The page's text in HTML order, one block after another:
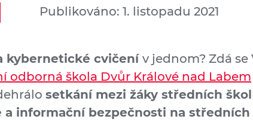
Publikováno: 1. listopadu 2021
kybernetické cvičení v jednom? Zdá
odborná škola Dvůr Králové nad Labem
setkání mezi žáky středních škol
informační bezpečnosti na středních